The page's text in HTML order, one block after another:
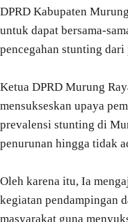
DPRD Kabupaten
untuk dapat bersama-
pencegahan stunting dari
Ketua DPRD Murung
mensukseskan upaya
prevalensi stunting di
penurunan hingga tidak
Oleh karena itu, Ia
kegiatan pendampingan
masyarakat guna